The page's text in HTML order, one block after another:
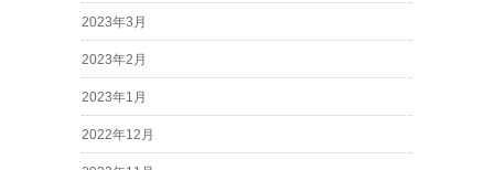
2023年3月
2023年2月
2023年1月
2022年12月